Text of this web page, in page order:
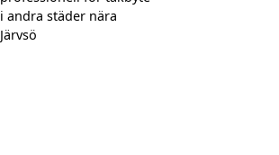
i andra städer nära
Järvsö